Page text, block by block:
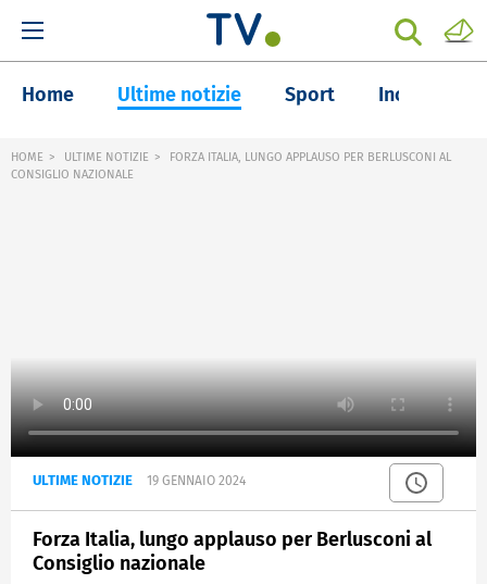
Home Ultime notizie Sport Inchieste
HOME ULTIME NOTIZIE
FORZA ITALIA, LUNGO APPLAUSO PER BERLUSCONI AL
CONSIGLIO NAZIONALE
ULTIME NOTIZIE 19 GENNAIO 2024
Forza Italia, lungo applauso per Berlusconi al
Consiglio nazionale